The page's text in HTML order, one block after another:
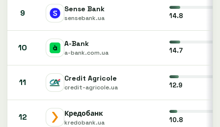
9 Sense Bank
sensebank.ua 14.8
10 A-Bank
a-bank.com.ua 14.7
11 Credit Agricole
credit-agricole.ua 12.9
12 Кредобанк
kredobank.ua 10.8